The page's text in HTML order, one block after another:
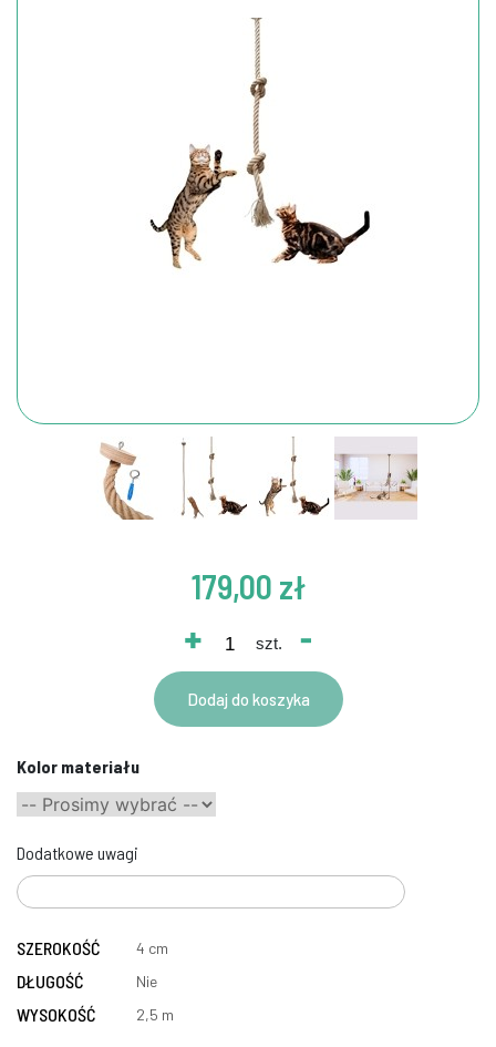
179,00 zł
+ szt. -
Dodaj do koszyka
Kolor materiału
Dodatkowe uwagi
SZEROKOŚĆ 4 cm
DŁUGOŚĆ Nie
WYSOKOŚĆ 2,5 m